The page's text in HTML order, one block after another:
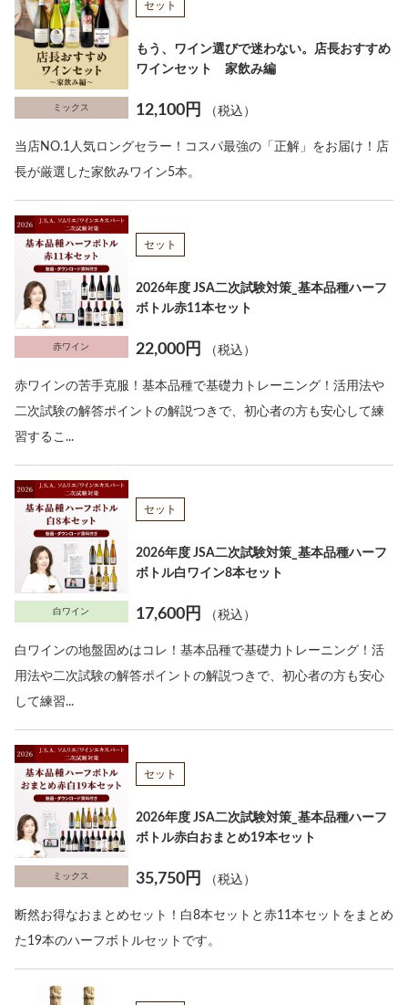
ミックス
セット
もう、ワイン選びで迷わない。店長おすすめ
ワインセット 家飲み編
12,100円 （税込）
当店NO.1人気ロングセラー！コスパ最強の「正解」をお届け！店
長が厳選した家飲みワイン5本。
赤ワイン
セット
2026年度 JSA二次試験対策_基本品種ハーフ
ボトル赤11本セット
22,000円 （税込）
赤ワインの苦手克服！基本品種で基礎力トレーニング！活用法や
二次試験の解答ポイントの解説つきで、初心者の方も安心して練
習するこ...
白ワイン
セット
2026年度 JSA二次試験対策_基本品種ハーフ
ボトル白ワイン8本セット
17,600円 （税込）
白ワインの地盤固めはコレ！基本品種で基礎力トレーニング！活
用法や二次試験の解答ポイントの解説つきで、初心者の方も安心
して練習...
ミックス
セット
2026年度 JSA二次試験対策_基本品種ハーフ
ボトル赤白おまとめ19本セット
35,750円 （税込）
断然お得なおまとめセット！白8本セットと赤11本セットをまとめ
た19本のハーフボトルセットです。